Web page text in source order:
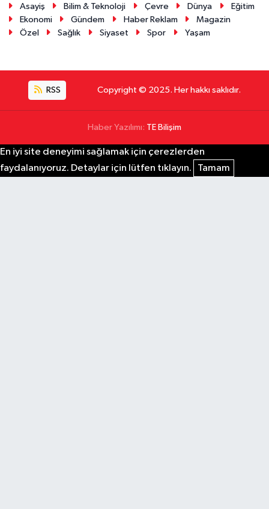
Asayiş Bilim & Teknoloji Çevre Dünya
Eğitim
Ekonomi
Gündem Haber Reklam
Magazin
Özel
Sağlık Siyaset Spor Yaşam
RSS Copyright © 2025. Her hakkı saklıdır.
Haber Yazılımı: TE Bilişim
En iyi site deneyimi sağlamak için çerezlerden
faydalanıyoruz. Detaylar için lütfen tıklayın.
Tamam